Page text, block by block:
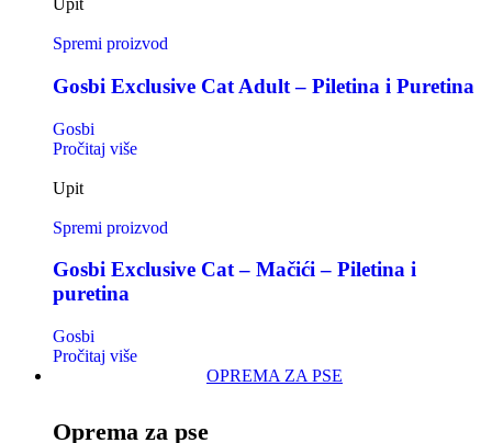
Upit
Spremi proizvod
Gosbi Exclusive Cat Adult – Piletina i Puretina
Gosbi
Pročitaj više
Upit
Spremi proizvod
Gosbi Exclusive Cat – Mačići – Piletina i
puretina
Gosbi
Pročitaj više
OPREMA ZA PSE
Oprema za pse